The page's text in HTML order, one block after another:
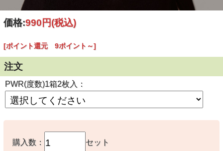
価格:990円(税込)
[ポイント還元 9ポイント～]
注文
PWR(度数)1箱2枚入：
購入数： セット